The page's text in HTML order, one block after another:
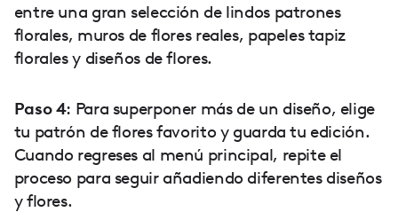
entre una gran selección de lindos patrones
florales, muros de flores reales, papeles tapiz
florales y diseños de flores.
Paso 4: Para superponer más de un diseño, elige
tu patrón de flores favorito y guarda tu edición.
Cuando regreses al menú principal, repite el
proceso para seguir añadiendo diferentes diseños
y flores.